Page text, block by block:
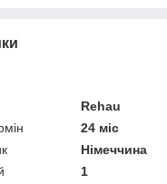
Rehau
24 міс
Німеччина
1